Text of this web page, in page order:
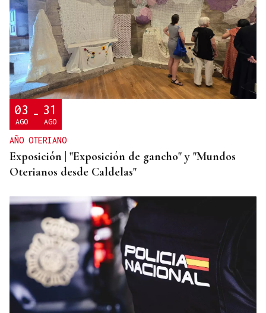
REPRESENTANTE DE EEUU EN BRASILIA
EEUU revoca el visado de la embajadora de Brasil
en el Washington
03
AGO - 31
AGO
AÑO OTERIANO
Exposición | "Exposición de gancho" y "Mundos
Oterianos desde Caldelas"